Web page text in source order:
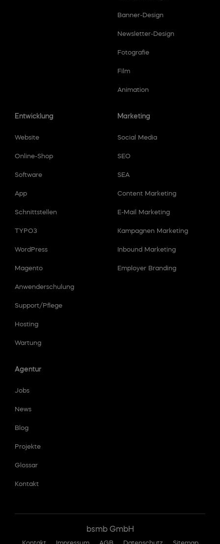
Banner-Design
Newsletter-Design
Fotografie
Film
Animation
Entwicklung
Website
Online-Shop
Software
App
Schnittstellen
TYPO3
WordPress
Magento
Anwenderschulung
Support/Pflege
Hosting
Wartung
Marketing
Social Media
SEO
SEA
Content Marketing
E-Mail Marketing
Kampagnen Marketing
Inbound Marketing
Employer Branding
Agentur
Jobs
News
Blog
Projekte
Glossar
Kontakt
bsmb GmbH
Kontakt Impressum AGB Datenschutz Sitemap